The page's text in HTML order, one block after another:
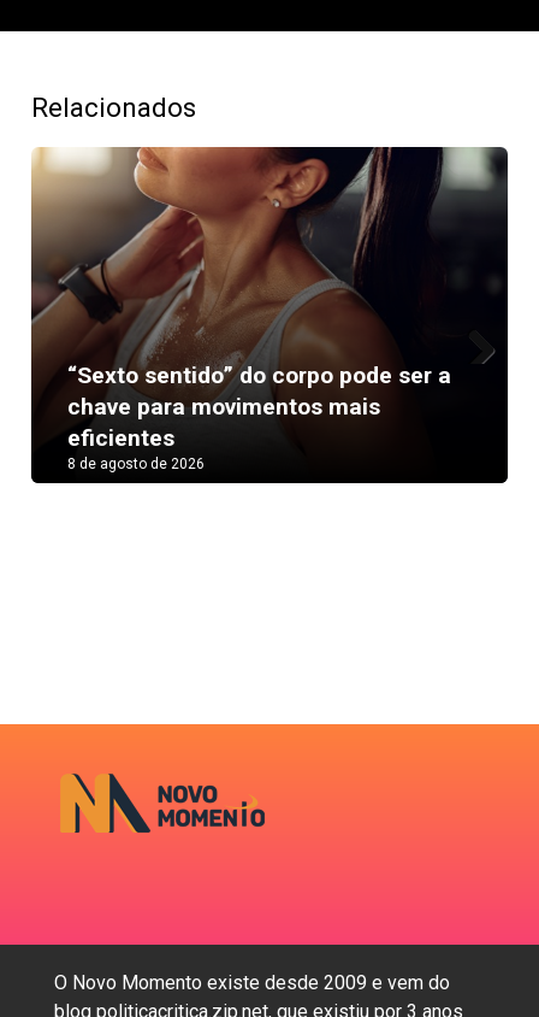
Relacionados
“Sexto sentido” do corpo pode ser a
chave para movimentos mais
eficientes
8 de agosto de 2026
O Novo Momento existe desde 2009 e vem do
blog politicacritica.zip.net, que existiu por 3 anos